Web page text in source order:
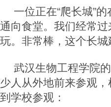
一位正在“爬长城”
通向食堂。我们经常
玩。非常棒，这个长城
武汉生物工程学院
少人从外地前来参观
到学校参观：